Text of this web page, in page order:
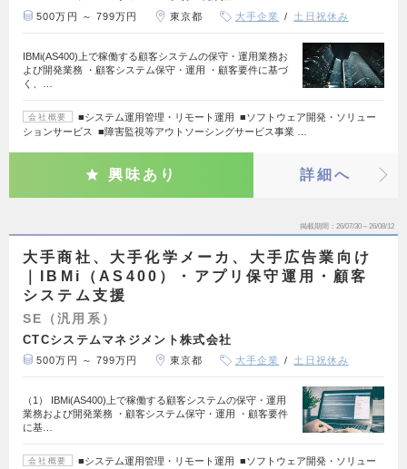
500万円 ～ 799万円 東京都 大手企業 土日祝休み
IBMi(AS400)上で稼働する顧客システムの保守・運用業務お
よび開発業務 ・顧客システム保守・運用 ・顧客要件に基づ
く、…
会社概要
■システム運用管理・リモート運用 ■ソフトウェア開発・ソリュー
ションサービス ■障害監視等アウトソーシングサービス事業 …
興味あり 詳細へ
掲載期間 26/07/30～26/08/12
大手商社、大手化学メーカ、大手広告業向け
｜IBMi（AS400）・アプリ保守運用・顧客
システム支援
SE（汎用系）
CTCシステムマネジメント株式会社
500万円 ～ 799万円 東京都 大手企業 土日祝休み
（1） IBMi(AS400)上で稼働する顧客システムの保守・運用
業務および開発業務 ・顧客システム保守・運用 ・顧客要件
に基…
会社概要
■システム運用管理・リモート運用 ■ソフトウェア開発・ソリュー